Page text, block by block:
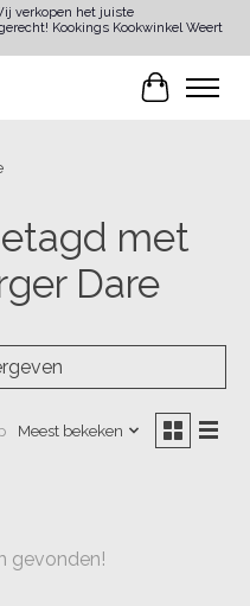
verkopen het juiste
Kookings Kookwinkel Weert
met
Dare
Meest bekeken
gevonden!